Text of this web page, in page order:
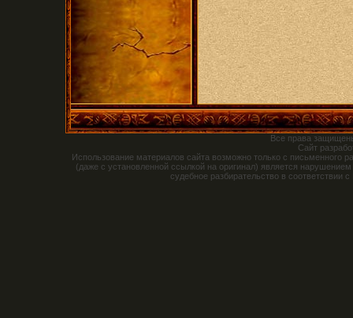
Все права
Сайт
Использование материалов сайта возможно только с письменного
(даже с установленной ссылкой на оригинал) является
судебное разбирательство в